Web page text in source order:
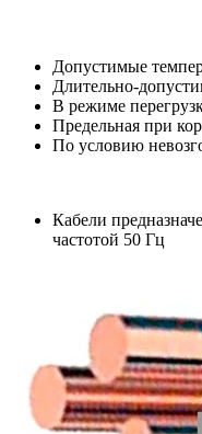
Допустимые
Длительно-
В режиме
Предельная при
По условию
Кабели
частотой 50 Гц